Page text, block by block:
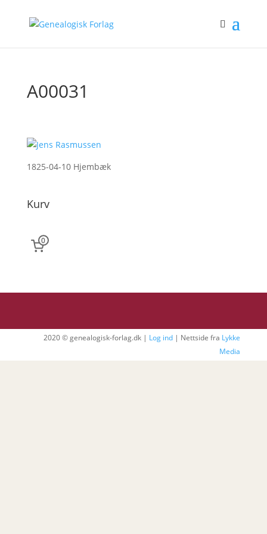
A00031
1825-04-10 Hjembæk
Kurv
0
2020 © genealogisk-forlag.dk | Log ind | Nettside fra Lykke
Media